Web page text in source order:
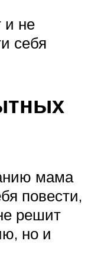
и не
себя
мама
повести,
решит
но и